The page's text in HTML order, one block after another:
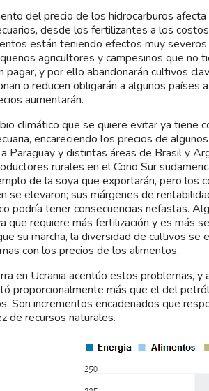
del precio de los hidrocarburos
desde los fertilizantes a los
están teniendo efectos muy
agricultores y campesinos que no
pagar, y por ello abandonarán cultivos
o reducen obligarán a algunos países
aumentarán.
climático que se quiere evitar ya tiene
encareciendo los precios de
Paraguay y distintas áreas de Brasil y
rurales en el Cono Sur
de la soya que exportarán, pero los
se elevaron; sus márgenes de
podría tener consecuencias nefastas.
que requiere más fertilización y es más
su marcha, la diversidad de cultivos se
con los precios de los alimentos.
en Ucrania acentúo estos problemas,
proporcionalmente más que el del
Son incrementos encadenados que
de recursos naturales.